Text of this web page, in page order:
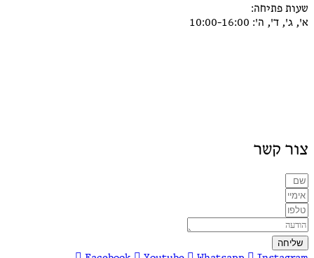
שעות פתיחה:
א', ג', ד', ה': 10:00-16:00
צור קשר
שליחה